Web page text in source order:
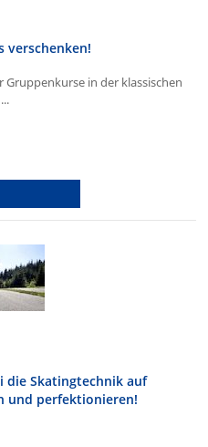
verschenken!
in der klassischen
die Skatingtechnik auf
und perfektionieren!